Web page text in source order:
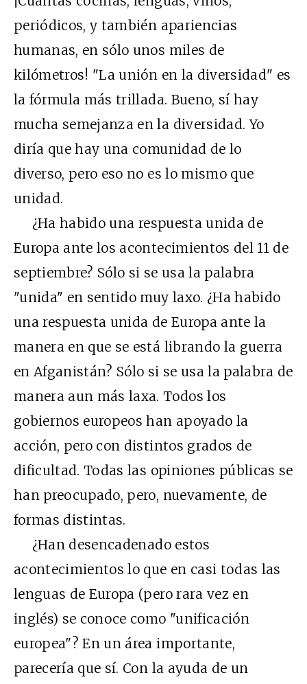
periódicos, y también apariencias
humanas, en sólo unos miles de
kilómetros! "La unión en la diversidad" es
la fórmula más trillada. Bueno, sí hay
mucha semejanza en la diversidad. Yo
diría que hay una comunidad de lo
diverso, pero eso no es lo mismo que
unidad.
¿Ha habido una respuesta unida de
Europa ante los acontecimientos del 11 de
septiembre? Sólo si se usa la palabra
"unida" en sentido muy laxo. ¿Ha habido
una respuesta unida de Europa ante la
manera en que se está librando la guerra
en Afganistán? Sólo si se usa la palabra de
manera aun más laxa. Todos los
gobiernos europeos han apoyado la
acción, pero con distintos grados de
dificultad. Todas las opiniones públicas se
han preocupado, pero, nuevamente, de
formas distintas.
¿Han desencadenado estos
acontecimientos lo que en casi todas las
lenguas de Europa (pero rara vez en
inglés) se conoce como "unificación
europea"? En un área importante,
parecería que sí. Con la ayuda de un